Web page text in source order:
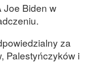
Joe Biden w
za
Palestyńczyków i